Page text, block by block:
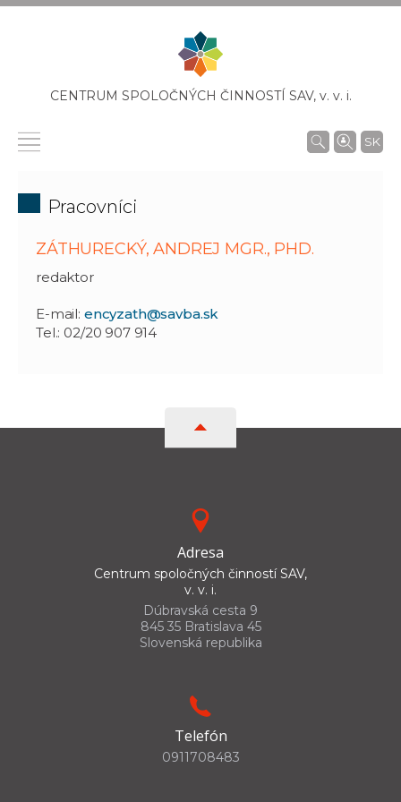
CENTRUM SPOLOČNÝCH ČINNOSTÍ SAV, v. v. i.
SK
Pracovníci
ZÁTHURECKÝ, ANDREJ MGR., PHD.
redaktor
E-mail: encyzath@savba.sk
Tel.: 02/20 907 914
Adresa
Centrum spoločných činností SAV,
v. v. i.
Dúbravská cesta 9
845 35 Bratislava 45
Slovenská republika
Telefón
0911708483